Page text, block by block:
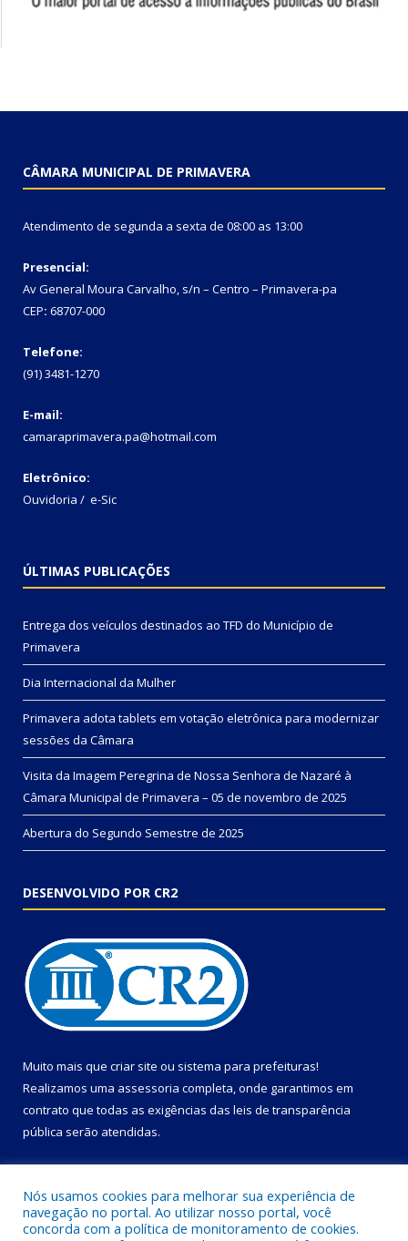
CÂMARA MUNICIPAL DE PRIMAVERA
Atendimento de segunda a sexta de 08:00 as 13:00
Presencial:
Av General Moura Carvalho, s/n – Centro – Primavera-pa
CEP: 68707-000
Telefone:
(91) 3481-1270
E-mail:
camaraprimavera.pa@hotmail.com
Eletrônico:
Ouvidoria / e-Sic
ÚLTIMAS PUBLICAÇÕES
Entrega dos veículos destinados ao TFD do Município de
Primavera
Dia Internacional da Mulher
Primavera adota tablets em votação eletrônica para modernizar
sessões da Câmara
Visita da Imagem Peregrina de Nossa Senhora de Nazaré à
Câmara Municipal de Primavera – 05 de novembro de 2025
Abertura do Segundo Semestre de 2025
DESENVOLVIDO POR CR2
Muito mais que criar site ou sistema para prefeituras!
Realizamos uma assessoria completa, onde garantimos em
contrato que todas as exigências das leis de transparência
pública serão atendidas.
Nós usamos cookies para melhorar sua experiência de
navegação no portal. Ao utilizar nosso portal, você
concorda com a política de monitoramento de cookies.